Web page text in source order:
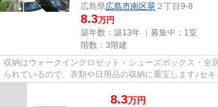
広島県広島市南区翠 ２丁目9-8
8.3万円
築年数：築13年 ｜募集中： 1室
階数：3階建
収納はウォークインクロゼット・シューズボックス・全
られているので、衣類や日用品の収納に重宝します♪セ
8.3万円